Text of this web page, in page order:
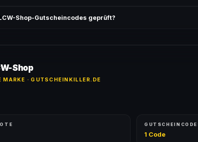
sofern die Angebotsbedingungen nichts anderes angeben.
Shop-Gutscheincodes geprüft?
Shop
MARKE · GUTSCHEINKILLER.DE
1 Code